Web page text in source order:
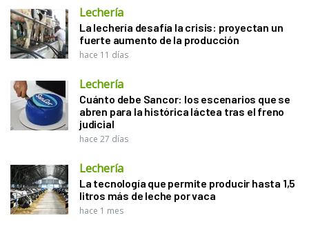
Lechería
La lechería desafía la crisis: proyectan un
fuerte aumento de la producción
hace 11 días
Lechería
Cuánto debe Sancor: los escenarios que se
abren para la histórica láctea tras el freno
judicial
hace 27 días
Lechería
La tecnología que permite producir hasta 1,5
litros más de leche por vaca
hace 1 mes